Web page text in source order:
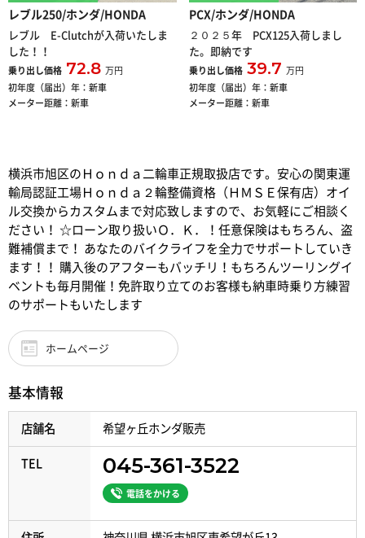
レブル250/ホンダ/HONDA
レブル E-Clutchが入荷いたしま
した！！
乗り出し価格 72.8 万円
初年度（届出）年： 新車
メーター距離： 新車
PCX/ホンダ/HONDA
２０２５年 PCX125入荷しまし
た。即納です
乗り出し価格 39.7 万円
初年度（届出）年： 新車
メーター距離： 新車
横浜市旭区のＨｏｎｄａ二輪車正規取扱店です。安心の関東運
輸局認証工場Ｈｏｎｄａ２輪整備資格（ＨＭＳＥ保有店）オイ
ル交換からカスタムまで対応致しますので、お気軽にご相談く
ださい！ ☆ローン取り扱いＯ．Ｋ．！任意保険はもちろん、盗
難補償まで！ あなたのバイクライフを全力でサポートしていき
ます！！ 購入後のアフターもバッチリ！もちろんツーリングイ
ベントも毎月開催！免許取り立てのお客様も納車時乗り方練習
のサポートもいたします
ホームページ
基本情報
店舗名 希望ヶ丘ホンダ販売
TEL 045-361-3522
電話をかける